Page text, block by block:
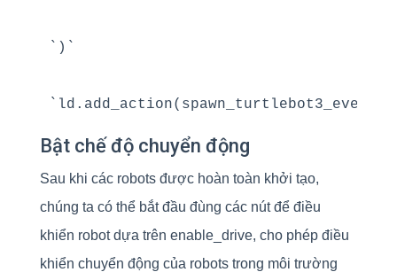
`)`
Bật chế độ chuyển động
Sau khi các robots được hoàn toàn khởi tạo,
chúng ta có thể bắt đầu đùng các nút để điều
khiển robot dựa trên enable_drive, cho phép điều
khiển chuyển động của robots trong môi trường